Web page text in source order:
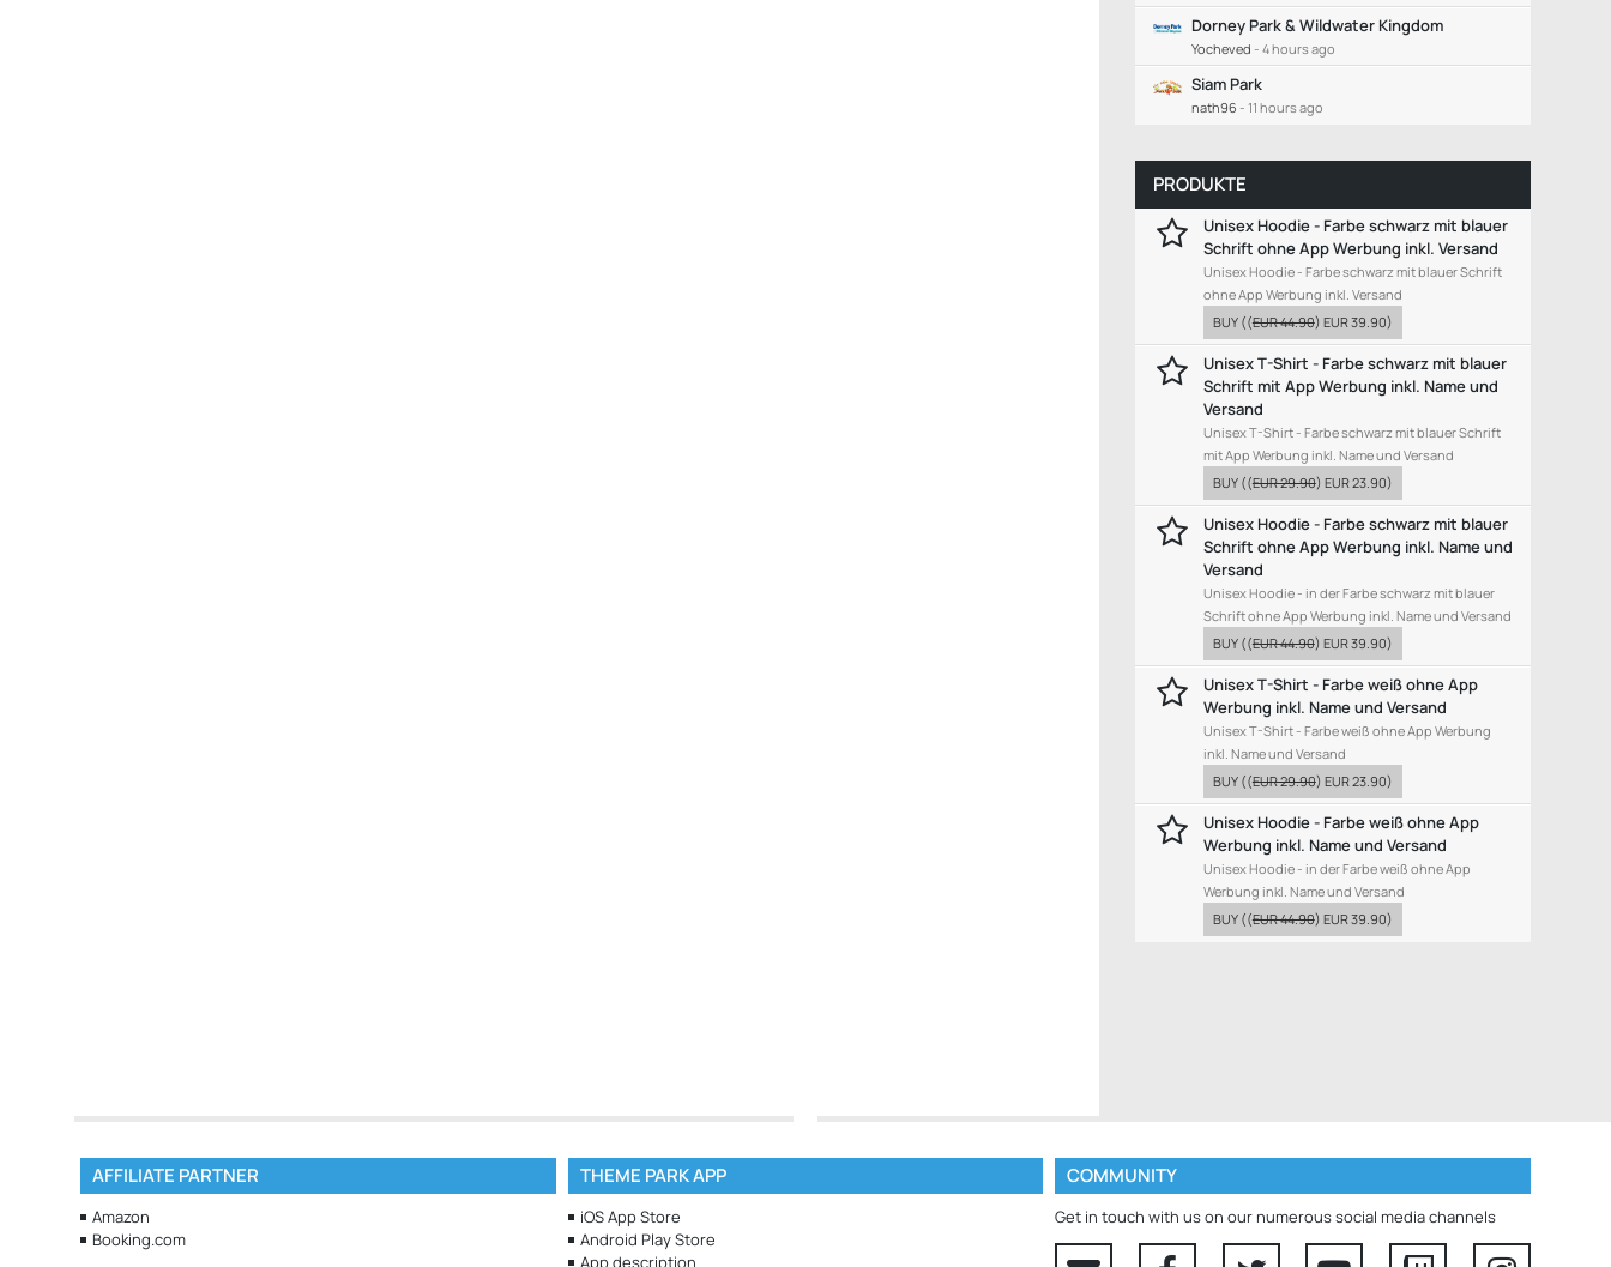
Dorney Park & Wildwater Kingdom
Yocheved - 4 hours ago
Siam Park
nath96 - 11 hours ago
PRODUKTE
Unisex Hoodie - Farbe schwarz mit blauer
Schrift ohne App Werbung inkl. Versand
Unisex Hoodie - Farbe schwarz mit blauer Schrift
ohne App Werbung inkl. Versand
BUY ((EUR 44.90) EUR 39.90)
Unisex T-Shirt - Farbe schwarz mit blauer
Schrift mit App Werbung inkl. Name und
Versand
Unisex T-Shirt - Farbe schwarz mit blauer Schrift
mit App Werbung inkl. Name und Versand
BUY ((EUR 29.90) EUR 23.90)
Unisex Hoodie - Farbe schwarz mit blauer
Schrift ohne App Werbung inkl. Name und
Versand
Unisex Hoodie - in der Farbe schwarz mit blauer
Schrift ohne App Werbung inkl. Name und Versand
BUY ((EUR 44.90) EUR 39.90)
Unisex T-Shirt - Farbe weiß ohne App
Werbung inkl. Name und Versand
Unisex T-Shirt - Farbe weiß ohne App Werbung
inkl. Name und Versand
BUY ((EUR 29.90) EUR 23.90)
Unisex Hoodie - Farbe weiß ohne App
Werbung inkl. Name und Versand
Unisex Hoodie - in der Farbe weiß ohne App
Werbung inkl. Name und Versand
BUY ((EUR 44.90) EUR 39.90)
AFFILIATE PARTNER
Amazon
Booking.com
THEME PARK APP
iOS App Store
Android Play Store
App description
COMMUNITY
Get in touch with us on our numerous social media channels